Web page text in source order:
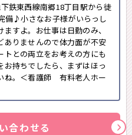
鉄東西線南郷18丁目駅から徒
備♪小さなお子様がいらっし
すよ。お仕事は日勤のみ、
ありませんので体力面が不安
トとの両立をお考えの方にも
持ちでしたら、まずはほっ
ね。＜看護師 有料老人ホー
合わせる